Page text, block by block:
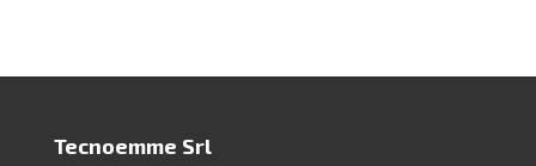
Tecnoemme Srl